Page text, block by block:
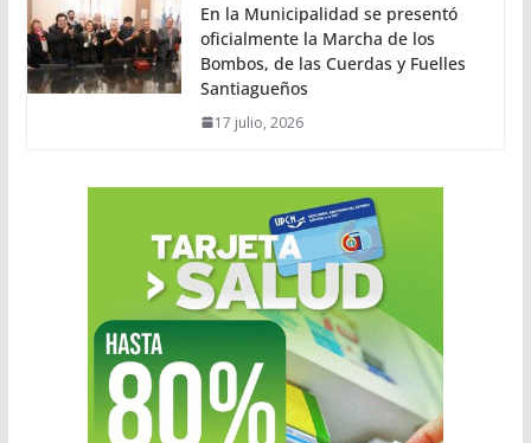
En la Municipalidad se presentó
oficialmente la Marcha de los
Bombos, de las Cuerdas y Fuelles
Santiagueños
17 julio, 2026